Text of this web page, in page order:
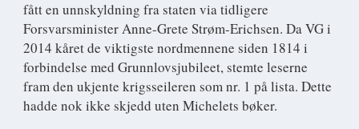
fått en unnskyldning fra staten via tidligere
Forsvarsminister Anne-Grete Strøm-Erichsen. Da VG i
2014 kåret de viktigste nordmennene siden 1814 i
forbindelse med Grunnlovsjubileet, stemte leserne
fram den ukjente krigsseileren som nr. 1 på lista. Dette
hadde nok ikke skjedd uten Michelets bøker.